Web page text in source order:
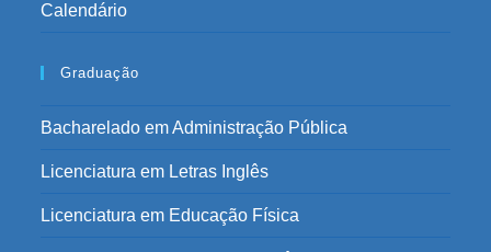
Calendário
Graduação
Bacharelado em Administração Pública
Licenciatura em Letras Inglês
Licenciatura em Educação Física